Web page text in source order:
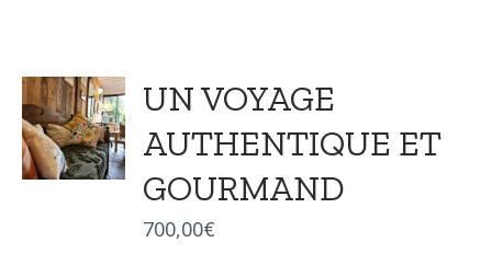
UN VOYAGE
AUTHENTIQUE ET
GOURMAND
700,00€